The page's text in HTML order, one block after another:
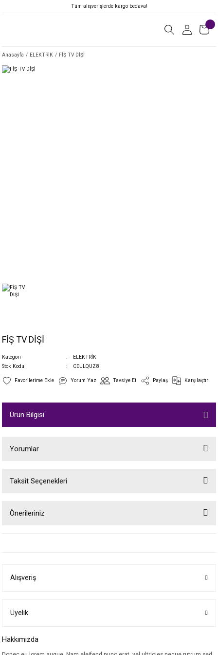
Tüm alışverişlerde kargo bedava!
Anasayfa ELEKTRİK FİŞ TV DİŞİ
FİŞ TV DİŞİ
Kategori
ELEKTRİK
Stok Kodu
CDJLQUZ8
Yorum Yaz Tavsiye Et Paylaş Karşılaştır
Ürün Bilgisi
Yorumlar
Taksit Seçenekleri
Önerileriniz
Ürün bilgilerinde hatalar bulunuyor.
Bu ürüne benzer farklı alternatifler olmalı.
Alışveriş
Üyelik
Hakkımızda